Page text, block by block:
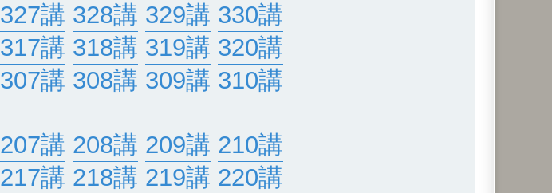
327講 328講 329講 330講
317講 318講 319講 320講
307講 308講 309講 310講
207講 208講 209講 210講
217講 218講 219講 220講